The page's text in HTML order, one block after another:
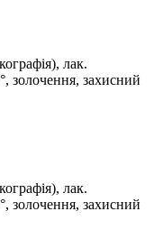
лак.
золочення, захисний
лак.
золочення, захисний